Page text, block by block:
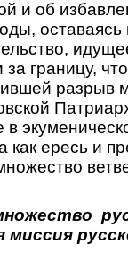
и об
границу,
разрыв
в
как ересь и
миссия